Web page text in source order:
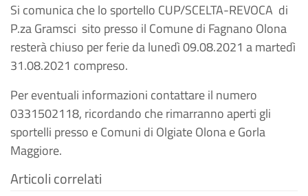
Si comunica che lo sportello CUP/SCELTA-REVOCA di
P.za Gramsci sito presso il Comune di Fagnano Olona
resterà chiuso per ferie da lunedì 09.08.2021 a martedì
31.08.2021 compreso.
Per eventuali informazioni contattare il numero
0331502118, ricordando che rimarranno aperti gli
sportelli presso e Comuni di Olgiate Olona e Gorla
Maggiore.
Articoli correlati